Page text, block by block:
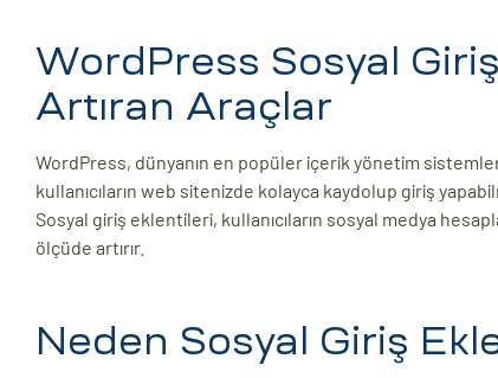
WordPress Sosyal
Artıran Araçlar
WordPress, dünyanın en popüler içerik yönetim
kullanıcıların web sitenizde kolayca kaydolup giriş
Sosyal giriş eklentileri, kullanıcıların sosyal medya
ölçüde artırır.
Neden Sosyal Giriş